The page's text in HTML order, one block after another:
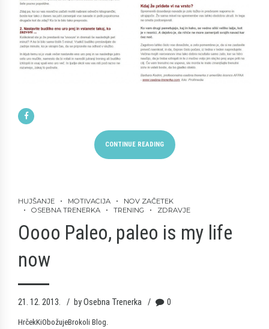
CONTINUE READING
HUJŠANJE MOTIVACIJA
NOV ZAČETEK
OSEBNA TRENERKA
TRENING ZDRAVJE
Oooo Paleo, paleo is my life
now
21. 12. 2013. by Osebna Trenerka 0
HrčekKiObožujeBrokoli Blog.